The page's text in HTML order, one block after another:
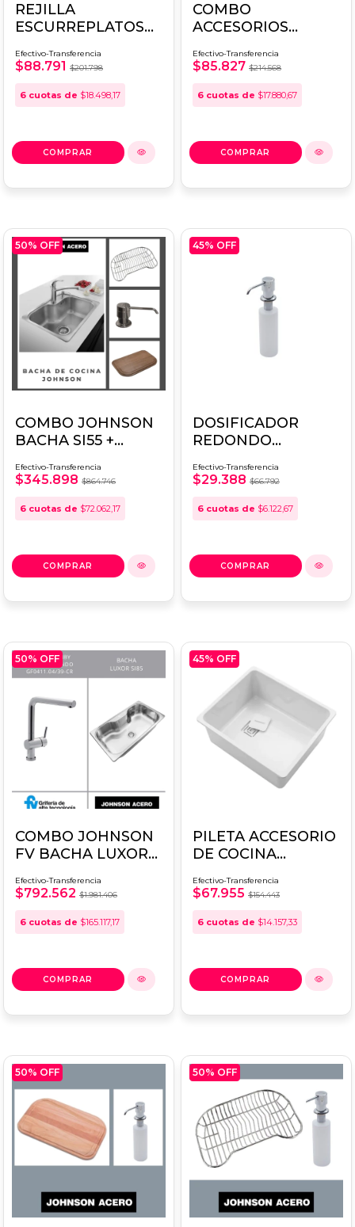
REJILLA
ESCURREPLATOS
Efectivo-Transferencia
$88.791 $201.798
6 cuotas de $18.498,17
COMBO
ACCESORIOS
DOSIFICADOR SI85
Efectivo-Transferencia
$85.827 $214.568
6 cuotas de $17.880,67
50% OFF
COMBO JOHNSON
BACHA SI55 +
REJILLA + TABLA
Efectivo-Transferencia
$345.898 $864.746
6 cuotas de $72.062,17
45% OFF
DOSIFICADOR
REDONDO
Efectivo-Transferencia
$29.388 $66.792
6 cuotas de $6.122,67
50% OFF
COMBO JOHNSON
FV BACHA LUXOR
LIBBY 0411.04/39
Efectivo-Transferencia
$792.562 $1.981.406
6 cuotas de $165.117,17
45% OFF
PILETA ACCESORIO
DE COCINA
MAX Q71 A
Efectivo-Transferencia
$67.955 $154.443
6 cuotas de $14.157,33
50% OFF 50% OFF